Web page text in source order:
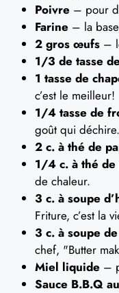
Poivre – pour
Farine – la
2 gros œufs –
1/3 de tasse
1 tasse de
c’est le meilleur!
1/4 tasse de
goût qui déchire.
2 c. à thé de
1/4 c. à thé de
de chaleur.
3 c. à soupe
Friture, c’est la
3 c. à soupe
chef, "Butter
Miel liquide –
Sauce B.B.Q